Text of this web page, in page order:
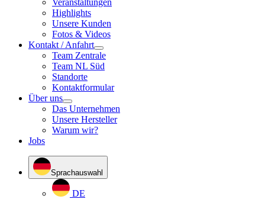
Highlights
Unsere Kunden
Fotos & Videos
Kontakt / Anfahrt
Team Zentrale
Team NL Süd
Standorte
Kontaktformular
Über uns
Das Unternehmen
Unsere Hersteller
Warum wir?
Jobs
Sprachauswahl
DE